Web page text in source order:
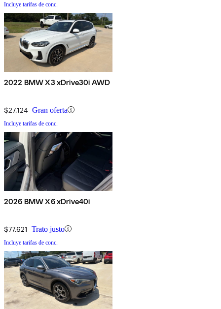
Incluye tarifas de conc.
2022 BMW X3 xDrive30i AWD
$27,124 Gran oferta
Incluye tarifas de conc.
2026 BMW X6 xDrive40i
$77,621 Trato justo
Incluye tarifas de conc.